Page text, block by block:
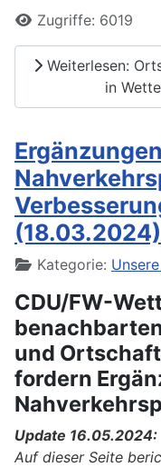
Zugriffe: 6019
Weiterlesen:
in
(18.03.2024)
DetailsKategorie:
CDU/FW-
und
fordern
Update 16.05.2024:
Auf dieser Seite